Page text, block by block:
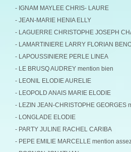
- IGNAM MAYLEE CHRIS- LAURE
- JEAN-MARIE HENIA ELLY
- LAGUERRE CHRISTOPHE JOSEPH
- LAMARTINIERE LARRY FLORIAN
- LAPOUSSINIERE PERLE LINEA
- LE BRUSQ AUDREY mention bien
- LEONIL ELODIE AURELIE
- LEOPOLD ANAIS MARIE ELODIE
- LEZIN JEAN-CHRISTOPHE GEORGES
- LONGLADE ELODIE
- PARTY JULINE RACHEL CARIBA
- PEPE EMILIE MARCELLE mention